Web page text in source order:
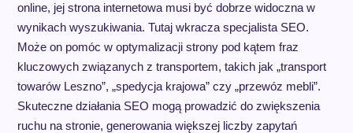
online, jej strona internetowa musi być dobrze widoczna w
wynikach wyszukiwania. Tutaj wkracza specjalista SEO.
Może on pomóc w optymalizacji strony pod kątem fraz
kluczowych związanych z transportem, takich jak „transport
towarów Leszno”, „spedycja krajowa” czy „przewóz mebli”.
Skuteczne działania SEO mogą prowadzić do zwiększenia
ruchu na stronie, generowania większej liczby zapytań